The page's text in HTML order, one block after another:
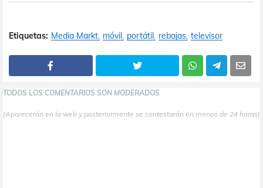
Etiquetas: Media Markt móvil portátil rebajas televisor
TODOS LOS COMENTARIOS SON MODERADOS
(Aparecerán en la web y posteriormente se contestarán en menos de 24 horas)